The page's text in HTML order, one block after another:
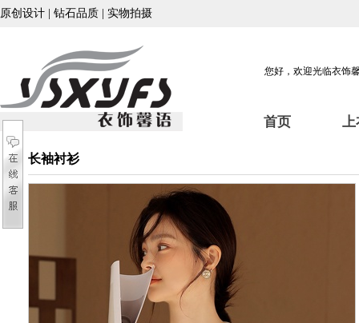
原创设计 | 钻石品质 | 实物拍摄
您好，欢迎光临衣饰
首页 上
长袖衬衫